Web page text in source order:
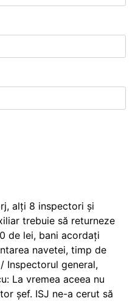
alți 8 inspectori și
trebuie să returneze
de lei, bani acordați
navetei, timp de
Inspectorul general,
La vremea aceea nu
șef. ISJ ne-a cerut să